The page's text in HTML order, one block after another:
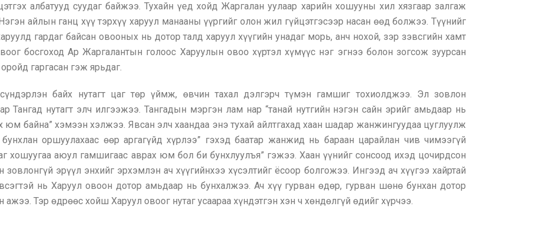
албатууд суудаг байжээ. Тухайн үед хойд Жаргалан уулаар харийн хошууны хил хязгаар залгаж
айлын ганц хүү тэрхүү харуул манааны үүргийг олон жил гүйцэтгэсээр насан өөд болжээ. Түүнийг
гардаг байсан овооных нь дотор талд харуул хүүгийн унадаг морь, анч нохой, зэр зэвсгийн хамт
босгоход Ар Жаргалантын голоос Харуулын овоо хүртэл хүмүүс нэг эгнээ болон зогсож зуурсан
гаргасан гэж ярьдаг.
байх нутагт цаг төр үймж, өвчин тахал дэлгэрч түмэн гамшиг тохиолджээ. Эл зовлон
Тангад нутагт элч илгээжээ. Тангадын мэргэн лам нар “танай нутгийн нэгэн сайн эрийг амьдаар нь
юм байна” хэмээн хэлжээ. Явсан элч хаандаа энэ тухай айлтгахад хаан шадар жанжингуудаа цуглуулж
оршуулахаас өөр аргагүйд хүрлээ” гэхэд баатар жанжид нь бараан царайлан чив чимээгүй
хошуугаа аюул гамшигаас аврах юм бол би бунхлуулъя” гэжээ. Хаан үүнийг сонсоод ихэд цочирдсон
эрүүл энхийг эрхэмлэн ач хүүгийнхээ хүсэлтийг ёсоор болгожээ. Ингээд ач хүүгээ хайртай
нь Харуул овоон дотор амьдаар нь бунхалжээ. Ач хүү гурван өдөр, гурван шөнө бунхан дотор
Тэр өдрөөс хойш Харуул овоог нутаг усаараа хүндэтгэн хэн ч хөндөлгүй өдийг хүрчээ.